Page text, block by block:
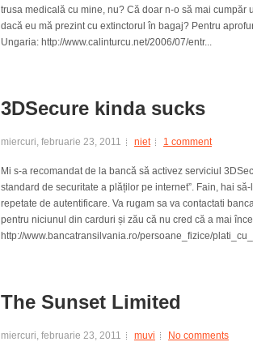
trusa medicală cu mine, nu? Că doar n-o să mai
dacă eu mă prezint cu extinctorul în bagaj? Pentru
Ungaria: http://www.calinturcu.net/2006/07/entr...
3DSecure kinda sucks
miercuri, februarie 23, 2011 niet 1 comment
Mi s-a recomandat de la bancă să activez serviciul
standard de securitate a plăților pe internet”. Fain, hai
repetate de autentificare. Va rugam sa va contactati
pentru niciunul din carduri și zău că nu cred că a mai
http://www.bancatransilvania.ro/persoane_fizice/
The Sunset Limited
miercuri, februarie 23, 2011 muvi No comments